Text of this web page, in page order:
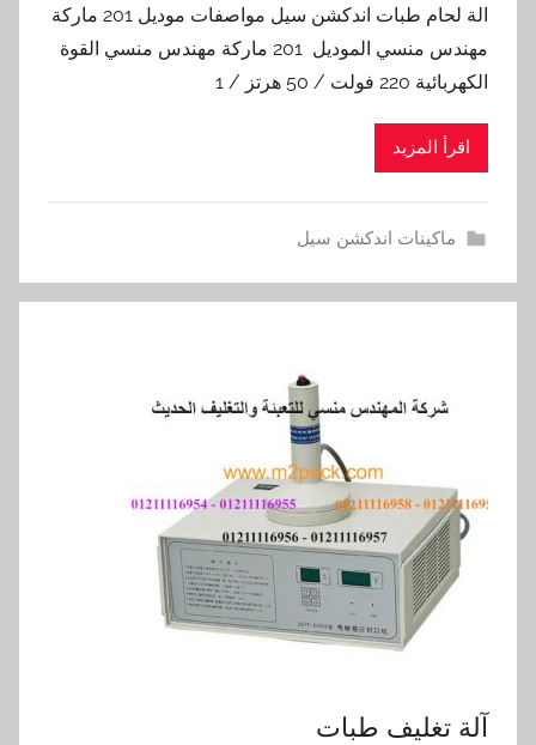
الة لحام طبات اندكشن سيل مواصفات موديل 201 ماركة
مهندس منسي الموديل 201 ماركة مهندس منسي القوة
الكهربائية 220 فولت / 50 هرتز / 1
اقرأ المزيد
ماكينات اندكشن سيل
آلة تغليف طبات